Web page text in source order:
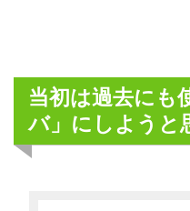
当初は過去にも
バ」にしようと